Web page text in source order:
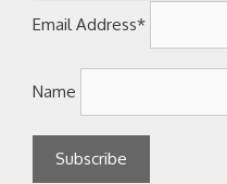
Email Address*
Name